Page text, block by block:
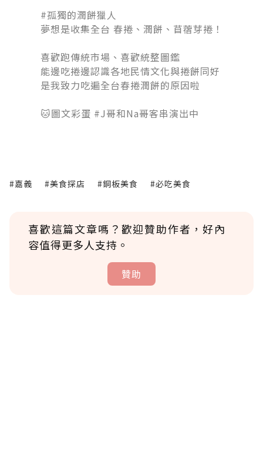
#孤獨的潤餅獵人󠀠
夢想是收集全台 春捲、潤餅、苜蓿芽捲！
喜歡跑傳統市場、喜歡統整圖鑑
能邊吃捲邊認識各地民情文化與捲餅同好
是我致力吃遍全台春捲潤餅的原因啦
🐱圖文彩蛋 #J哥和Na哥客串演出中
#嘉義 #美食探店 #銅板美食 #必吃美食
喜歡這篇文章嗎？歡迎贊助作者，好內
容值得更多人支持。
贊助